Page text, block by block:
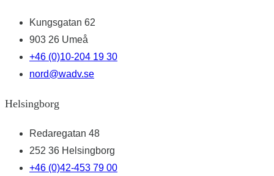
Kungsgatan 62
903 26 Umeå
+46 (0)10-204 19 30
nord@wadv.se
Helsingborg
Redaregatan 48
252 36 Helsingborg
+46 (0)42-453 79 00